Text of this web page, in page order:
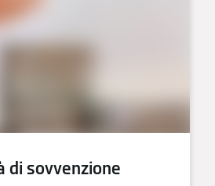
di sovvenzione